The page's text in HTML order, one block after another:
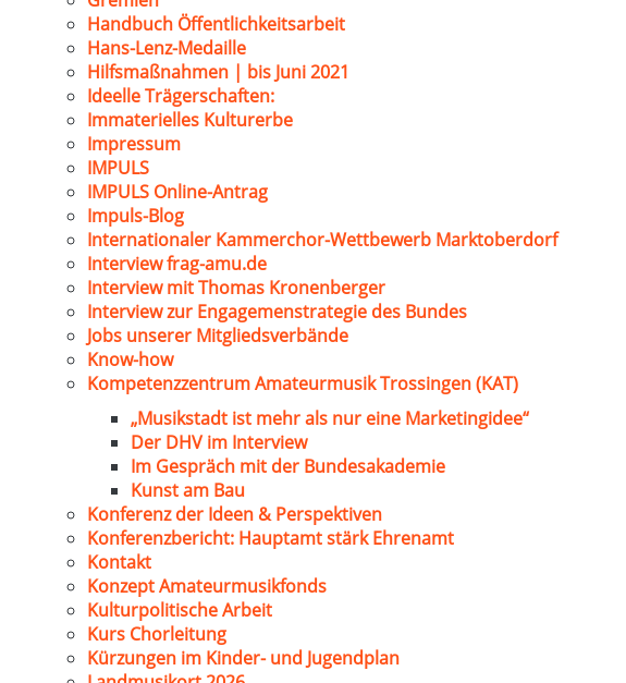
Handbuch Öffentlichkeitsarbeit
Hans-Lenz-Medaille
Hilfsmaßnahmen | bis Juni 2021
Ideelle Trägerschaften:
Immaterielles Kulturerbe
Impressum
IMPULS
IMPULS Online-Antrag
Impuls-Blog
Internationaler Kammerchor-Wettbewerb Marktoberdorf
Interview frag-amu.de
Interview mit Thomas Kronenberger
Interview zur Engagemenstrategie des Bundes
Jobs unserer Mitgliedsverbände
Know-how
Kompetenzzentrum Amateurmusik Trossingen (KAT)
„Musikstadt ist mehr als nur eine Marketingidee“
Der DHV im Interview
Im Gespräch mit der Bundesakademie
Kunst am Bau
Konferenz der Ideen & Perspektiven
Konferenzbericht: Hauptamt stärk Ehrenamt
Kontakt
Konzept Amateurmusikfonds
Kulturpolitische Arbeit
Kurs Chorleitung
Kürzungen im Kinder- und Jugendplan